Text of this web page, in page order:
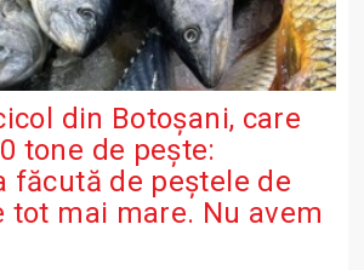
din Botoşani, care
tone de peşte:
făcută de peştele de
tot mai mare. Nu avem